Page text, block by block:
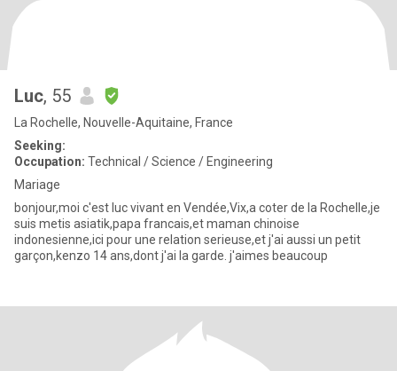
Luc, 55
La Rochelle, Nouvelle-Aquitaine, France
Seeking:
Occupation: Technical / Science / Engineering
Mariage
bonjour,moi c'est luc vivant en Vendée,Vix,a coter de la Rochelle,je
suis metis asiatik,papa francais,et maman chinoise
indonesienne,ici pour une relation serieuse,et j'ai aussi un petit
garçon,kenzo 14 ans,dont j'ai la garde. j'aimes beaucoup